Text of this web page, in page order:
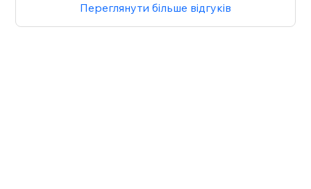
Переглянути більше відгуків